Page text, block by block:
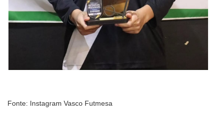
Fonte: Instagram Vasco Futmesa